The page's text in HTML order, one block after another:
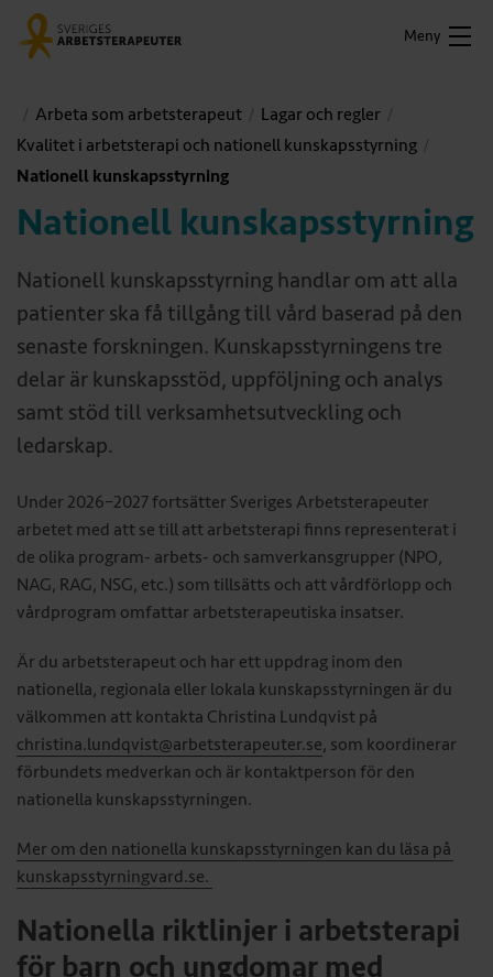
Meny
Arbeta som arbetsterapeut
Lagar och regler
Kvalitet i arbetsterapi och nationell kunskapsstyrning
Nationell kunskapsstyrning
Nationell kunskapsstyrning
Nationell kunskapsstyrning handlar om att alla
patienter ska få tillgång till vård baserad på den
senaste forskningen. Kunskapsstyrningens tre
delar är kunskapsstöd, uppföljning och analys
samt stöd till verksamhetsutveckling och
ledarskap.
Under 2026–2027 fortsätter Sveriges Arbetsterapeuter
arbetet med att se till att arbetsterapi finns representerat i
de olika program- arbets- och samverkansgrupper (NPO,
NAG, RAG, NSG, etc.) som tillsätts och att vårdförlopp och
vårdprogram omfattar arbetsterapeutiska insatser.
Är du arbetsterapeut och har ett uppdrag inom den
nationella, regionala eller lokala kunskapsstyrningen är du
välkommen att kontakta Christina Lundqvist på
christina.lundqvist@arbetsterapeuter.se, som koordinerar
förbundets medverkan och är kontaktperson för den
nationella kunskapsstyrningen.
Mer om den nationella kunskapsstyrningen kan du läsa på
kunskapsstyrningvard.se.
Nationella riktlinjer i arbetsterapi
för barn och ungdomar med